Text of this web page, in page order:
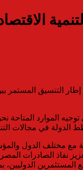
التنسيق المستمر بين
الموارد المتاحة
في مجالات
مع مختلف الدول
نفاذ الصادرات
الدوليين،